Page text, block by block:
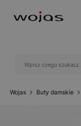
Wojas Buty damskie